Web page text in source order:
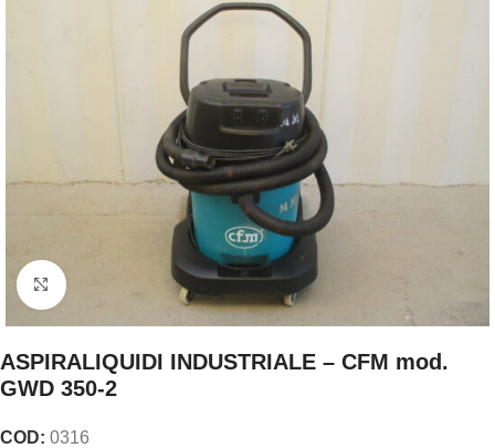
Clicca per ingrandire
ASPIRALIQUIDI INDUSTRIALE – CFM mod.
GWD 350-2
COD: 0316